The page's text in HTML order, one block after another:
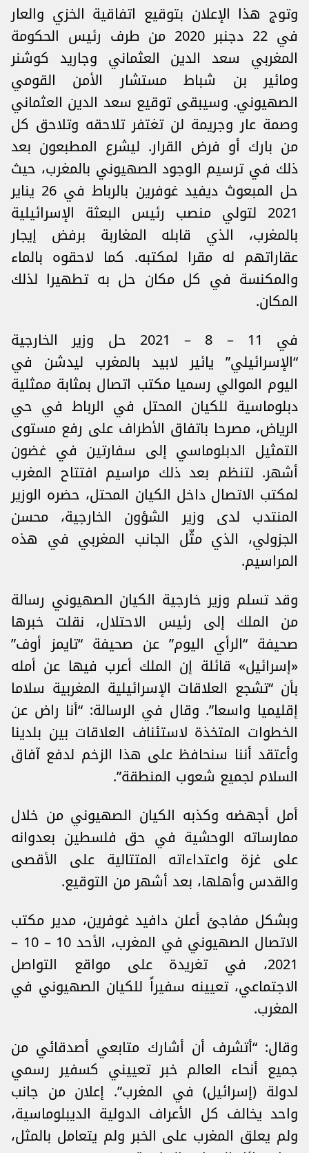
وتوج هذا الإعلان بتوقيع اتفاقية الخزي والعار
في 22 دجنبر 2020 من طرف رئيس الحكومة
المغربي سعد الدين العثماني وجاريد كوشنر
ومائير بن شباط مستشار الأمن القومي
الصهيوني. وسيبقى توقيع سعد الدين العثماني
وصمة عار وجريمة لن تغتفر تلاحقه وتلاحق كل
من بارك أو فرض القرار. ليشرع المطبعون بعد
ذلك في ترسيم الوجود الصهيوني بالمغرب، حيث
حل المبعوث ديفيد غوفرين بالرباط في 26 يناير
2021 لتولي منصب رئيس البعثة الإسرائيلية
بالمغرب، الذي قابله المغاربة برفض إيجار
عقاراتهم له مقرا لمكتبه. كما لاحقوه بالماء
والمكنسة في كل مكان حل به تطهيرا لذلك
المكان.
في 11 – 8 – 2021 حل وزير الخارجية
“الإسرائيلي” يائير لابيد بالمغرب ليدشن في
اليوم الموالي رسميا مكتب اتصال بمثابة ممثلية
دبلوماسية للكيان المحتل في الرباط في حي
الرياض، مصرحا باتفاق الأطراف على رفع مستوى
التمثيل الدبلوماسي إلى سفارتين في غضون
أشهر. لتنظم بعد ذلك مراسيم افتتاح المغرب
لمكتب الاتصال داخل الكيان المحتل، حضره الوزير
المنتدب لدى وزير الشؤون الخارجية، محسن
الجزولي، الذي مثّل الجانب المغربي في هذه
المراسيم.
وقد تسلم وزير خارجية الكيان الصهيوني رسالة
من الملك إلى رئيس الاحتلال، نقلت خبرها
صحيفة “الرأي اليوم” عن صحيفة “تايمز أوف”
«إسرائيل» قائلة إن الملك أعرب فيها عن أمله
بأن “تشجع العلاقات الإسرائيلية المغربية سلاما
إقليميا واسعا”. وقال في الرسالة: “أنا راض عن
الخطوات المتخذة لاستئناف العلاقات بين بلدينا
وأعتقد أننا سنحافظ على هذا الزخم لدفع آفاق
السلام لجميع شعوب المنطقة”.
أمل أجهضه وكذبه الكيان الصهيوني من خلال
ممارساته الوحشية في حق فلسطين بعدوانه
على غزة واعتداءاته المتتالية على الأقصى
والقدس وأهلها، بعد أشهر من التوقيع.
وبشكل مفاجئ أعلن دافيد غوفرين، مدير مكتب
الاتصال الصهيوني في المغرب، الأحد 10 – 10 –
2021، في تغريدة على مواقع التواصل
الاجتماعي، تعيينه سفيراً للكيان الصهيوني في
المغرب.
وقال: “أتشرف أن أشارك متابعي أصدقائي من
جميع أنحاء العالم خبر تعييني كسفير رسمي
لدولة (إسرائيل) في المغرب”. إعلان من جانب
واحد يخالف كل الأعراف الدولية الديبلوماسية،
ولم يعلق المغرب على الخبر ولم يتعامل بالمثل،